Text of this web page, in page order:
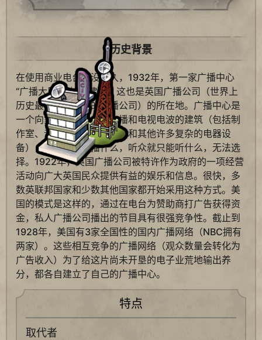
历史背景
在使用商业电台后没多久，1932年，第一家广播中心
“广播大厦”开始兴建了，这也是英国广播公司（世界上
历史最悠久，最大的广播公司）的所在地。广播中心是
一个向家庭接收器发送广播和电视电波的建筑（包括制
作室、音响控制室、天线，和其他许多复杂的电器设
备），所以它每次播什么，听众就只能听什么，无法选
择。1922年，英国广播公司被特许作为政府的一项经营
活动向广大英国民众提供有益的娱乐和信息。很快，多
数英联邦国家和少数其他国家都开始采用这种方式。美
国的模式是这样的，通过在电台为赞助商打广告获得资
金，私人广播公司播出的节目具有很强竞争性。截止到
1928年，美国有3家全国性的国内广播网络（NBC拥有
两家）。这些相互竞争的广播网络（观众数量会转化为
广告收入）为了给这片尚未开垦的电子业荒地输出养
分，都各自建立了自己的广播中心。
特点
取代者